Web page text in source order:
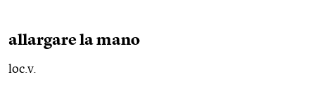
allargare la mano
loc.v.